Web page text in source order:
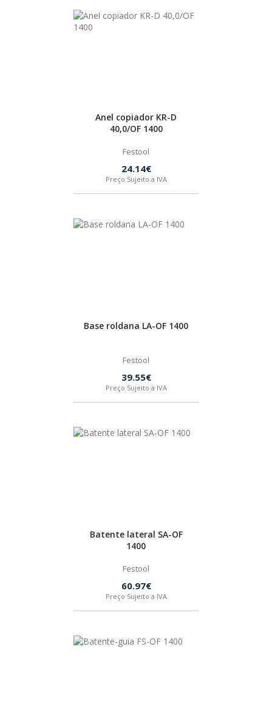
Anel copiador KR-D
40,0/OF 1400
Festool
24.14€
Preço Sujeito a IVA
Base roldana LA-OF 1400
Festool
39.55€
Preço Sujeito a IVA
Batente lateral SA-OF
1400
Festool
60.97€
Preço Sujeito a IVA